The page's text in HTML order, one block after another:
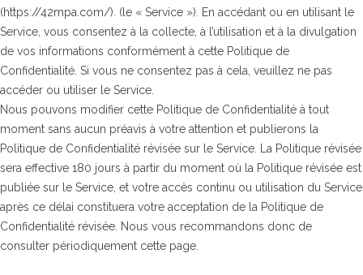
(https://42mpa.com/). (le « Service »). En accédant ou en utilisant le
Service, vous consentez à la collecte, à l’utilisation et à la divulgation
de vos informations conformément à cette Politique de
Confidentialité. Si vous ne consentez pas à cela, veuillez ne pas
accéder ou utiliser le Service.
Nous pouvons modifier cette Politique de Confidentialité à tout
moment sans aucun préavis à votre attention et publierons la
Politique de Confidentialité révisée sur le Service. La Politique révisée
sera effective 180 jours à partir du moment où la Politique révisée est
publiée sur le Service, et votre accès continu ou utilisation du Service
après ce délai constituera votre acceptation de la Politique de
Confidentialité révisée. Nous vous recommandons donc de
consulter périodiquement cette page.